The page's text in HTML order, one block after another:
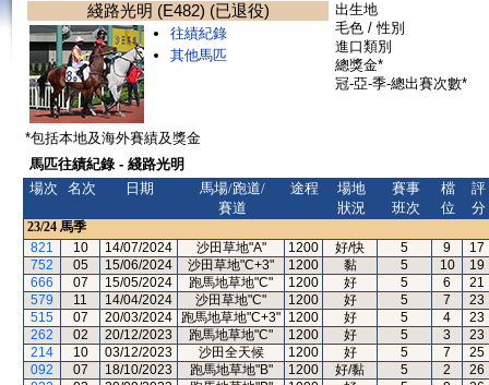
綫路光明 (E482) (已退役)
往績紀錄
其他馬匹
出生地
毛色 / 性別
進口類別
總獎金*
冠-亞-季-總出賽次數*
*包括本地及海外賽績及獎金
馬匹往績紀錄 - 綫路光明
場次
名次 日期
馬場/跑道/
賽道
途程
場地
狀況
賽事
班次
檔
位
評
分
23/24 馬季
821
10 14/07/2024 沙田草地"A" 1200 好/快 5 9
17
752
05 15/06/2024 沙田草地"C+3" 1200 黏 5 10
19
666
07 15/05/2024 跑馬地草地"C" 1200 好 5 6
21
579
11 14/04/2024 沙田草地"C" 1200 好 5 7
23
515
07 20/03/2024 跑馬地草地"C+3" 1200 好 5 4
23
262
02 20/12/2023 跑馬地草地"C" 1200 好 5 3
23
214
10 03/12/2023 沙田全天候 1200 好 5 7
25
092
07 18/10/2023 跑馬地草地"B" 1200 好/黏 5 2
26